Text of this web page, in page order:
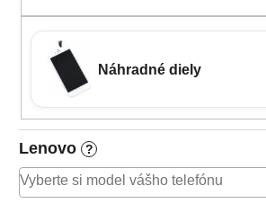
Náhradné diely
Lenovo ?